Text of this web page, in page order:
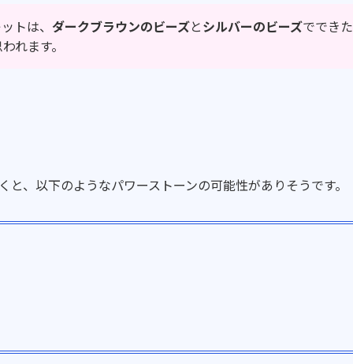
トは、 ダークブラウンのビーズとシルバーのビーズでできた
れます。
、以下のようなパワーストーンの可能性がありそうです。